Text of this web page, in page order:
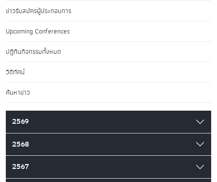
ข่าวรับสมัครผู้ประกอบการ
Upcoming Conferences
ปฏิทินกิจกรรมทั้งหมด
วิดีทัศน์
ค้นหาข่าว
2569
2568
2567